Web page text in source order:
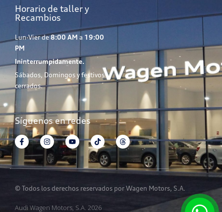
Horario de taller y
Recambios
Lun-Vier de8:00 AM a 19:00
PM
Ininterrumpidamente.
Sábados, Domingos y festivos
cerrados.
Síguenos en redes
© Todos los derechos reservados por Wagen Motors, S.A.
Audi Wagen Motors, S.A. 2026